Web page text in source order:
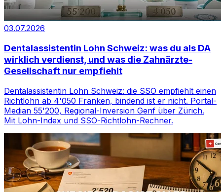
03.07.2026
Dentalassistentin Lohn Schweiz: was du als DA
wirklich verdienst, und was die Zahnärzte-
Gesellschaft nur empfiehlt
Dentalassistentin Lohn Schweiz: die SSO empfiehlt einen
Richtlohn ab 4'050 Franken, bindend ist er nicht. Portal-
Median 55'200, Regional-Inversion Genf über Zürich.
Mit Lohn-Index und SSO-Richtlohn-Rechner.